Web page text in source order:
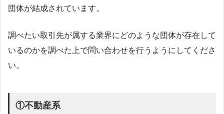
団体が結成されています。
調べたい取引先が属する業界にどのような団体が存在して
いるのかを調べた上で問い合わせを行うようにしてくださ
い。
①不動産系